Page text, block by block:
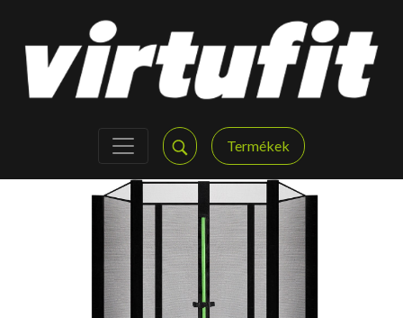
Termékek